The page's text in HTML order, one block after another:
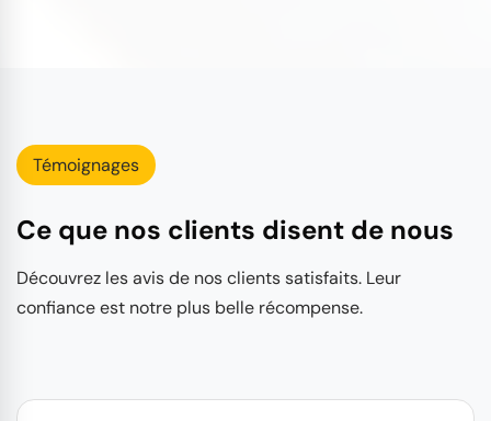
Témoignages
Ce que nos clients disent de nous
Découvrez les avis de nos clients satisfaits. Leur
confiance est notre plus belle récompense.